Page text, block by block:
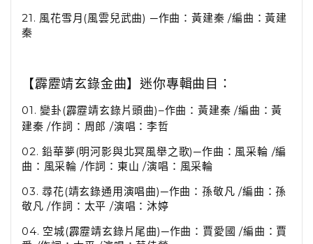
21. 風花雪月(風雲兒武曲) ─作曲：黃建秦 /編曲：黃建
秦
【霹靂靖玄錄金曲】迷你專輯曲目：
01. 變卦(霹靂靖玄錄片頭曲) ─作曲：黃建秦 /編曲：黃
建秦 /作詞：周郎 /演唱：李哲
02. 鉛華夢(明河影與北冥風舉之歌)─作曲：風采輪 /編
曲：風采輪 /作詞：東山 /演唱：風采輪
03. 尋花(靖玄錄通用演唱曲)─作曲：孫敬凡 /編曲：孫
敬凡 /作詞：太平 /演唱：沐婷
04. 空城(霹靂靖玄錄片尾曲)─作曲：賈愛國 /編曲：賈